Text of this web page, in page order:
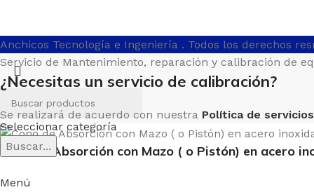
Anchicos Tecnología e Ingeniería . Todos los derechos
Seleccionar categoría
Buscar...
Servicio de Mantenimiento, reparación y calibración de
¿Necesitas un servicio de calibración?
Se realizará de acuerdo con nuestra Política de servicios
Cono de Absorción con Mazo ( o Pistón) en acero
Menú